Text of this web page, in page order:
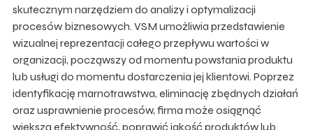
skutecznym narzędziem do analizy i optymalizacji
procesów biznesowych. VSM umożliwia przedstawienie
wizualnej reprezentacji całego przepływu wartości w
organizacji, począwszy od momentu powstania produktu
lub usługi do momentu dostarczenia jej klientowi. Poprzez
identyfikację marnotrawstwa, eliminację zbędnych działań
oraz usprawnienie procesów, firma może osiągnąć
większą efektywność, poprawić jakość produktów lub